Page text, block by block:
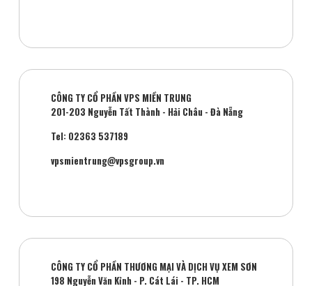
CÔNG TY CỔ PHẦN VPS MIỀN TRUNG
201-203 Nguyễn Tất Thành - Hải Châu - Đà Nẵng
Tel: 02363 537189
vpsmientrung@vpsgroup.vn
CÔNG TY CỔ PHẦN THƯƠNG MẠI VÀ DỊCH VỤ XEM SƠN
198 Nguyễn Văn Kỉnh - P. Cát Lái - TP. HCM